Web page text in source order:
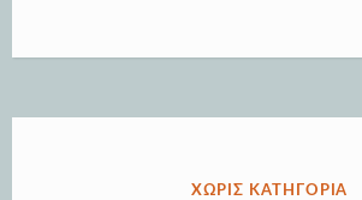
ΔΗΜΟΣΙΕΎΘΗΚΕ
ΧΩΡΊΣ ΚΑΤΗΓΟΡΊΑ